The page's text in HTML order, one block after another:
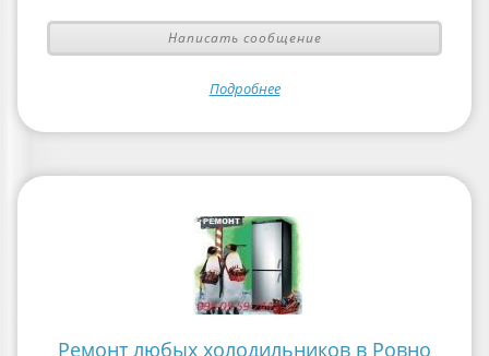
Написать сообщение
Подробнее
Ремонт любых холодильников в Ровно